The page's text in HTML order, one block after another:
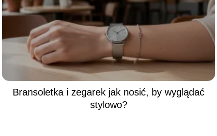
Bransoletka i zegarek jak nosić, by wyglądać
stylowo?